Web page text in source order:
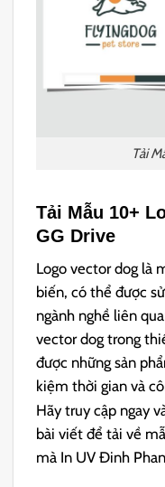
Tải
Tải Mẫu 10+
GG Drive
Logo vector dog là
biến, có thể được
ngành nghề liên
vector dog trong
được những sản
kiệm thời gian và
Hãy truy cập ngay
bài viết để tải về
mà In UV Đinh